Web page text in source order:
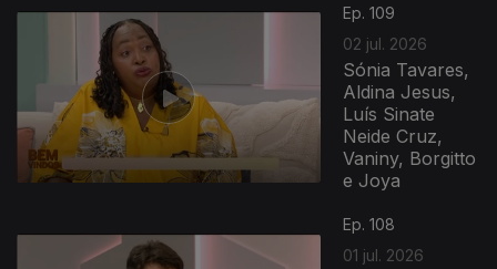
Ep. 109
02 jul. 2026
Sónia Tavares,
Aldina Jesus,
Luís Sinate
Neide Cruz,
Vaniny, Borgitto
e Joya
Ep. 108
01 jul. 2026